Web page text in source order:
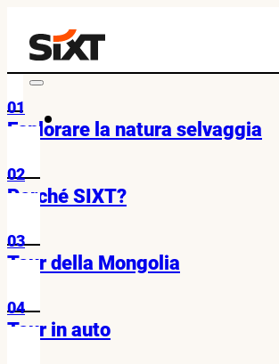
01
Esplorare la natura selvaggia
02
Perché SIXT?
03
Tour della Mongolia
04
Tour in auto